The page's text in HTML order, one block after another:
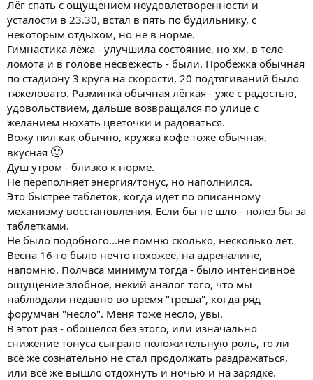
Лёг спать с ощущением неудовлетворенности и
усталости в 23.30, встал в пять по будильнику, с
некоторым отдыхом, но не в норме.
Гимнастика лёжа - улучшила состояние, но хм, в теле
ломота и в голове несвежесть - были. Пробежка обычная
по стадиону 3 круга на скорости, 20 подтягиваний было
тяжеловато. Разминка обычная лёгкая - уже с радостью,
удовольствием, дальше возвращался по улице с
желанием нюхать цветочки и радоваться.
Вожу пил как обычно, кружка кофе тоже обычная,
вкусная 🙂
Душ утром - близко к норме.
Не переполняет энергия/тонус, но наполнился.
Это быстрее таблеток, когда идёт по описанному
механизму восстановления. Если бы не шло - полез бы за
таблетками.
Не было подобного...не помню сколько, несколько лет.
Весна 16-го было нечто похожее, на адреналине,
напомню. Полчаса минимум тогда - было интенсивное
ощущение злобное, некий аналог того, что мы
наблюдали недавно во время "треша", когда ряд
форумчан "несло". Меня тоже несло, увы.
В этот раз - обошелся без этого, или изначально
снижение тонуса сыграло положительную роль, то ли
всё же сознательно не стал продолжать раздражаться,
или всё же вышло отдохнуть и ночью и на зарядке.